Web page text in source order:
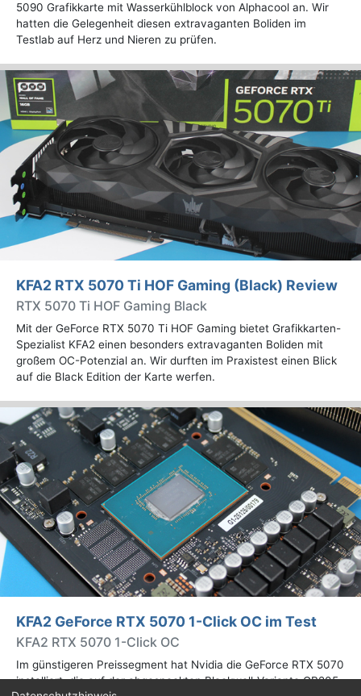
5090 Grafikkarte mit Wasserkühlblock von Alphacool an. Wir
hatten die Gelegenheit diesen extravaganten Boliden im
Testlab auf Herz und Nieren zu prüfen.
KFA2 RTX 5070 Ti HOF Gaming (Black) Review
RTX 5070 Ti HOF Gaming Black
Mit der GeForce RTX 5070 Ti HOF Gaming bietet Grafikkarten-
Spezialist KFA2 einen besonders extravaganten Boliden mit
großem OC-Potenzial an. Wir durften im Praxistest einen Blick
auf die Black Edition der Karte werfen.
KFA2 GeForce RTX 5070 1-Click OC im Test
KFA2 RTX 5070 1-Click OC
Im günstigeren Preissegment hat Nvidia die GeForce RTX 5070
installiert, die auf der abgespeckten Blackwell-Variante GB205